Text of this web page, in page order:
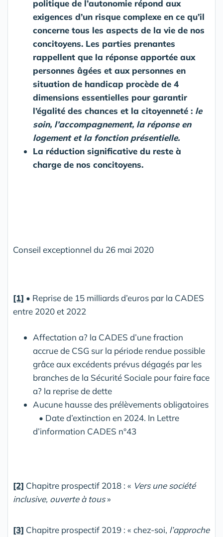
politique de l’autonomie répond aux
exigences d’un risque complexe en ce qu’il
concerne tous les aspects de la vie de nos
concitoyens. Les parties prenantes
rappellent que la réponse apportée aux
personnes âgées et aux personnes en
situation de handicap procède de 4
dimensions essentielles pour garantir
l’égalité des chances et la citoyenneté : le
soin, l’accompagnement, la réponse en
logement et la fonction présentielle.
La réduction significative du reste à
charge de nos concitoyens.
Conseil exceptionnel du 26 mai 2020
[1] • Reprise de 15 milliards d’euros par la CADES
entre 2020 et 2022
Affectation a? la CADES d’une fraction
accrue de CSG sur la période rendue possible
grâce aux excédents prévus dégagés par les
branches de la Sécurité Sociale pour faire face
a? la reprise de dette
Aucune hausse des prélèvements obligatoires
• Date d’extinction en 2024. In Lettre
d’information CADES n°43
[2] Chapitre prospectif 2018 : « Vers une société
inclusive, ouverte à tous»
[3] Chapitre prospectif 2019 : « chez-soi, l’approche